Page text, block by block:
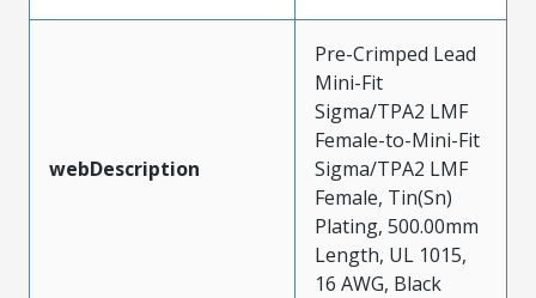
webDescription
Pre-Crimped Lead
Mini-Fit
Sigma/TPA2 LMF
Female-to-Mini-Fit
Sigma/TPA2 LMF
Female, Tin(Sn)
Plating, 500.00mm
Length, UL 1015,
16 AWG, Black